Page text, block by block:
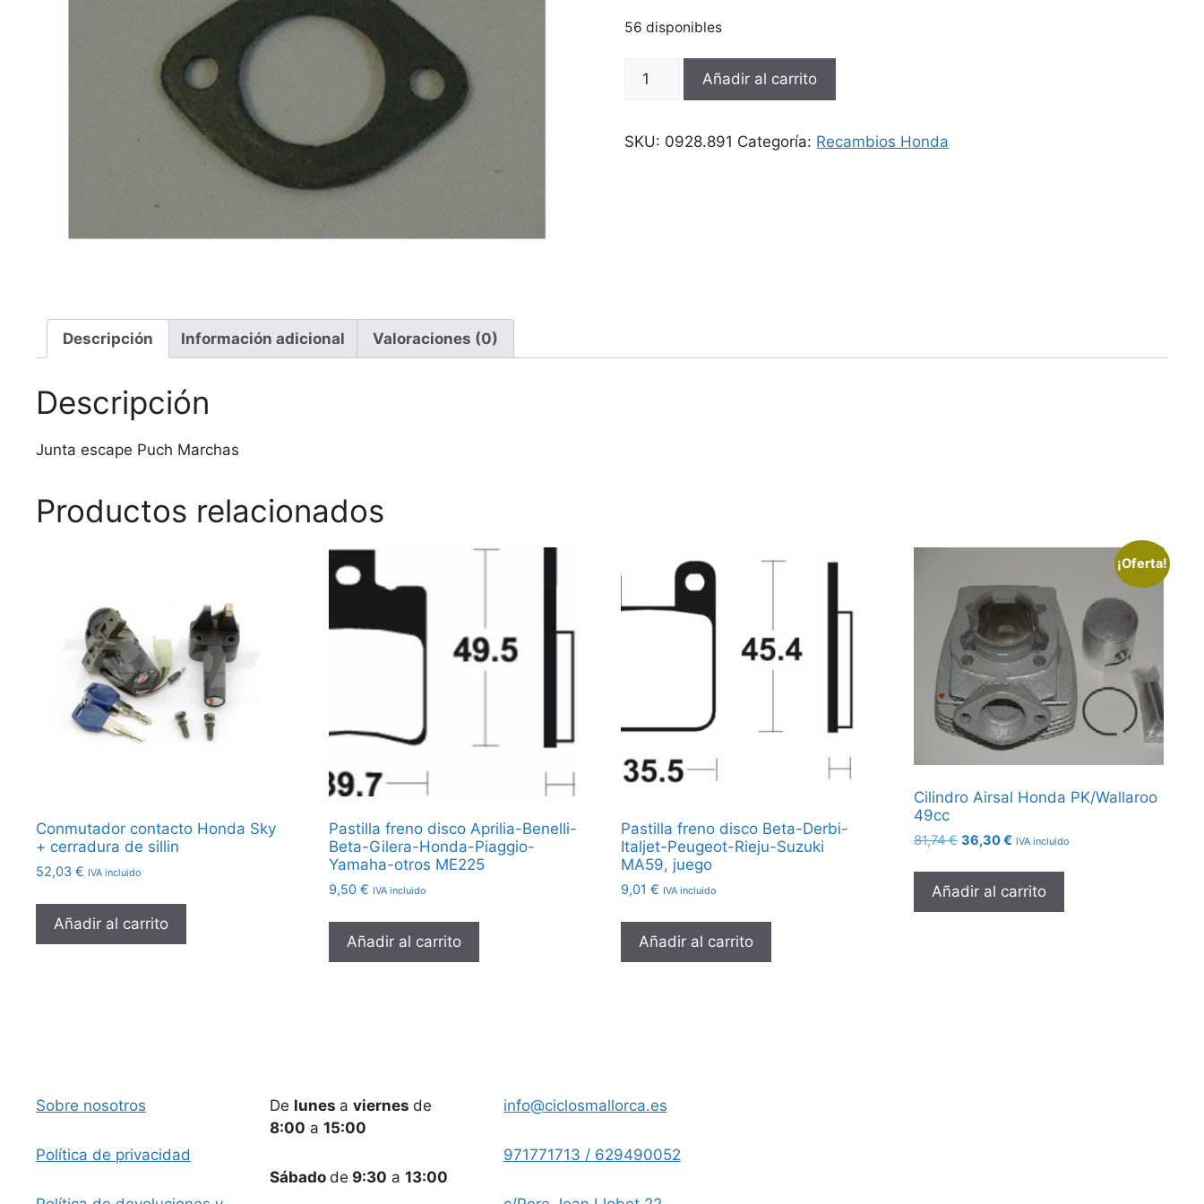
56 disponibles
Junta
Marchas
Añadir al carrito
SKU: 0928.891 Categoría: Recambios Honda
Descripción Información adicional Valoraciones (0)
Descripción
Junta escape Puch Marchas
Productos relacionados
Conmutador contacto Honda Sky
+ cerradura de sillin
52,03 € IVA incluido
Añadir al carrito
Pastilla freno disco Aprilia-Benelli-
Beta-Gilera-Honda-Piaggio-
Yamaha-otros ME225
9,50 € IVA incluido
Añadir al carrito
Pastilla freno disco Beta-Derbi-
Italjet-Peugeot-Rieju-Suzuki
MA59, juego
9,01€ IVA incluido
Añadir al carrito
¡Oferta!
Cilindro Airsal Honda PK/Wallaroo
49cc
81,74€ El
original
era:
81,74 €.
36,30€ El
actual
es:
36,30 €.
IVA incluido
Añadir al carrito
Sobre nosotros
Política de privacidad
De lunes a viernes de
8:00 a 15:00
Sábado de 9:30 a 13:00
info@ciclosmallorca.es
971771713 / 629490052